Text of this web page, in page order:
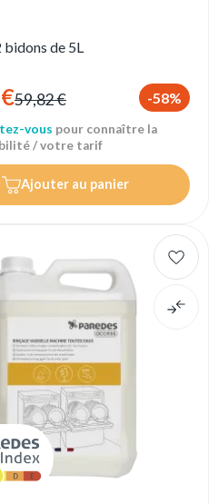
bidons de 5L
59,82 € -58%
vous pour connaître la
/ votre tarif
Ajouter au panier